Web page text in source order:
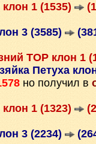
1 (1535)
3 (3585)
ТОР клон 1
Петуха
но получил в
1 (1323)
3 (2234)